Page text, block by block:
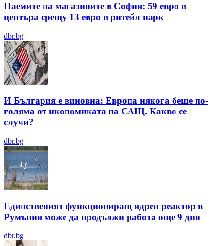
Наемите на магазините в София: 59 евро в
центъра срещу 13 евро в ритейл парк
dbr.bg
И България е виновна: Европа някога беше по-
голяма от икономиката на САЩ. Какво се
случи?
dbr.bg
Единственият функциониращ ядрен реактор в
Румъния може да продължи работа още 9 дни
dbr.bg